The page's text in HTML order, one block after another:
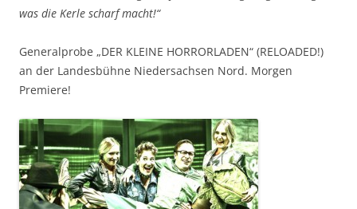
was die Kerle scharf macht!“
Generalprobe „DER KLEINE HORRORLADEN“ (RELOADED!)
an der Landesbühne Niedersachsen Nord. Morgen
Premiere!